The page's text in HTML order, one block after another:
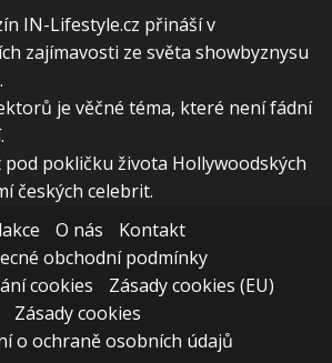
IN-Lifestyle.cz přináší v
zajímavosti ze světa showbyznysu
je věčné téma, které není fádní
pokličku života Hollywoodských
českých celebrit.
O nás
Kontakt
obchodní podmínky
cookies
Zásady cookies (EU)
Zásady cookies
o ochraně osobních údajů